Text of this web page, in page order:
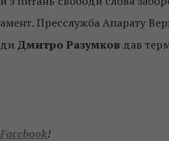
Пресслужба Апарату
Дмитро Разумков дав
Facebook!